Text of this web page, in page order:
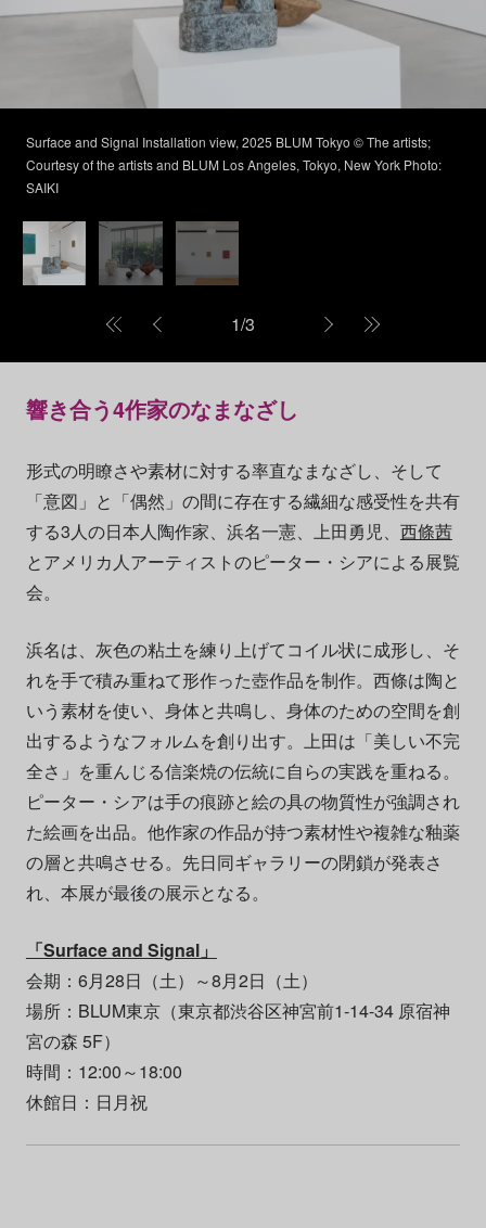
Surface and Signal Installation view, 2025 BLUM Tokyo © The artists;
Courtesy of the artists and BLUM Los Angeles, Tokyo, New York Photo:
SAIKI
1/3
響き合う4作家のなまなざし
形式の明瞭さや素材に対する率直なまなざし、そして
「意図」と「偶然」の間に存在する繊細な感受性を共有
する3人の日本人陶作家、浜名⼀憲、上⽥勇児、 西條茜
とアメリカ人アーティストのピーター・シアによる展覧
会。
浜名は、灰色の粘土を練り上げてコイル状に成形し、そ
れを手で積み重ねて形作った壺作品を制作。西條は陶と
いう素材を使い、⾝体と共鳴し、⾝体のための空間を創
出するようなフォルムを創り出す。上⽥は「美しい不完
全さ」を重んじる信楽焼の伝統に⾃らの実践を重ねる。
ピーター・シアは⼿の痕跡と絵の具の物質性が強調され
た絵画を出品。他作家の作品が持つ素材性や複雑な釉薬
の層と共鳴させる。先日同ギャラリーの閉鎖が発表さ
れ、本展が最後の展示となる。
「Surface and Signal」
会期：6月28日（土）～8月2日（土）
場所：BLUM東京（東京都渋谷区神宮前1-14-34 原宿神
宮の森 5F）
時間：12:00～18:00
休館日：日月祝